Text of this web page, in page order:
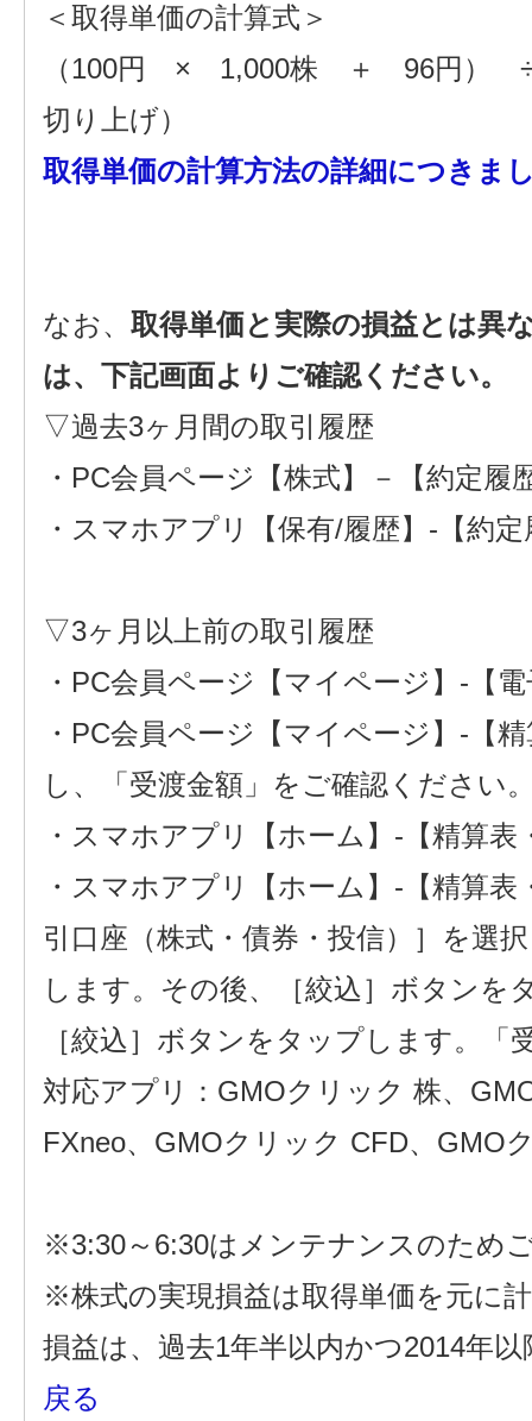
＜取得単価の計算式＞
（100円 × 1,000株 ＋ 96円）
切り上げ）
取得単価の計算方法の詳細につきま
なお、 取得単価と実際の損益とは異
は、下記画面よりご確認ください。
▽過去3ヶ月間の取引履歴
・PC会員ページ【株式】－【約定履
・スマホアプリ【保有/履歴】-【約定
▽3ヶ月以上前の取引履歴
・PC会員ページ【マイページ】-【
・PC会員ページ【マイページ】-【
し、「受渡金額」をご確認ください
・スマホアプリ【ホーム】-【精算表
・スマホアプリ【ホーム】-【精算
引口座（株式・債券・投信）］を選
します。その後、［絞込］ボタンを
［絞込］ボタンをタップします。「
対応アプリ：GMOクリック 株、
FXneo、GMOクリック CFD、GMO
※3:30～6:30はメンテナンスのため
※株式の実現損益は取得単価を元に
損益は、過去1年半以内かつ2014年
戻る